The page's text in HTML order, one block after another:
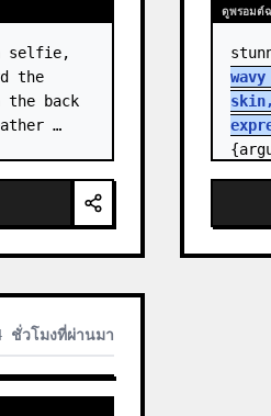
selfie,
the
back
ดูพรอมต์
a…
ชั่วโมงที่ผ่านมา